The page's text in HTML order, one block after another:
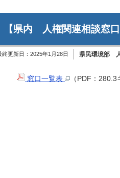
【県内 人権関連相談窓口
終更新日： 2025年1月28日 県民環境部
窓口一覧表 （PDF：280.3